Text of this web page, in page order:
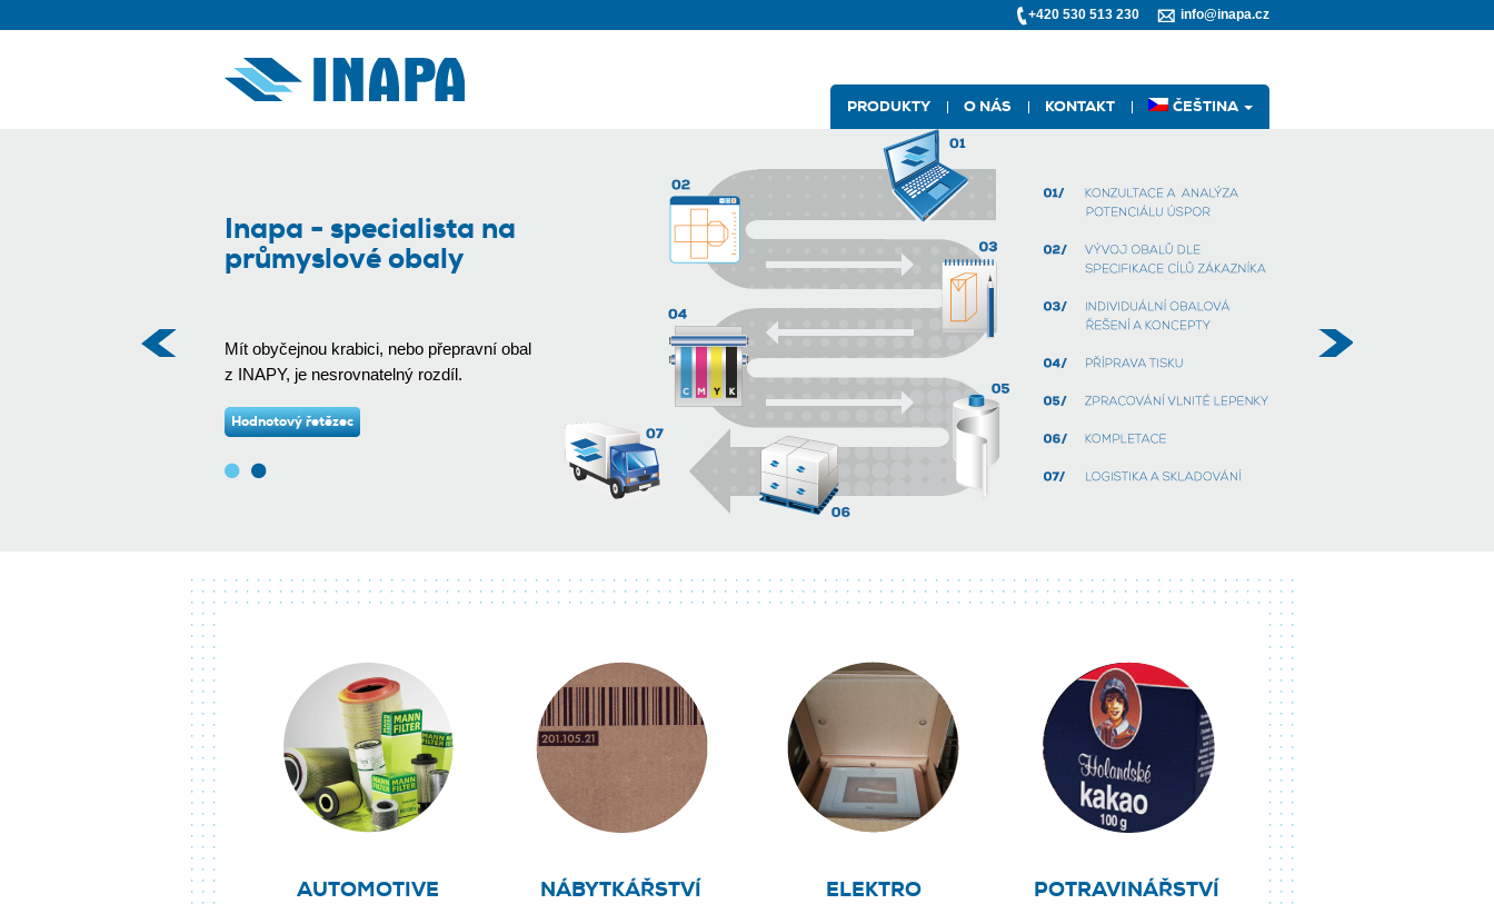
info@inapa.cz
+420 530 513 230
PRODUKTY O NÁS KONTAKT ČEŠTINA
Inapa - specialista na
průmyslové obaly
Mít obyčejnou krabici, nebo přepravní obal
z INAPY, je nesrovnatelný rozdíl.
Hodnotový řetězec
AUTOMOTIVE NÁBYTKÁŘSTVÍ ELEKTRO POTRAVINÁŘSTVÍ